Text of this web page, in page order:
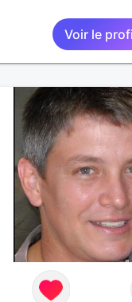
Voir le